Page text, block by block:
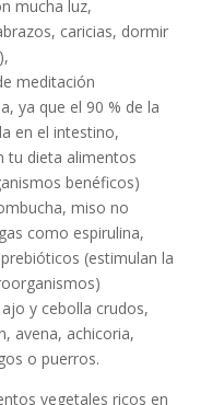
mucha luz,
caricias, dormir
meditación
ya que el 90 % de la
en el intestino,
tu dieta alimentos
benéficos)
miso no
como espirulina,
(estimulan la
y cebolla crudos,
avena, achicoria,
o puerros.
vegetales ricos en